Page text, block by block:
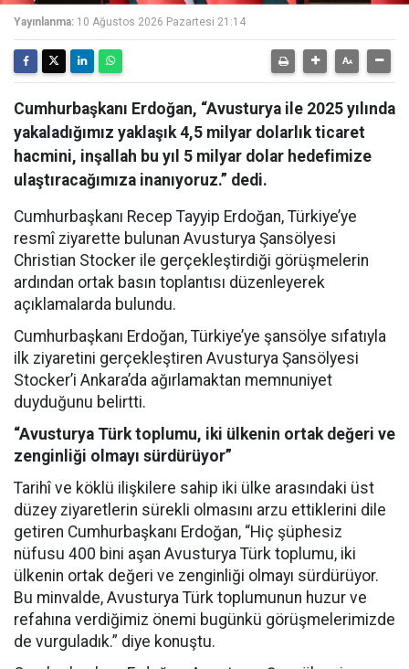
Yayınlanma: 10 Ağustos 2026 Pazartesi 21:14
Cumhurbaşkanı Erdoğan, “Avusturya ile 2025 yılında
yakaladığımız yaklaşık 4,5 milyar dolarlık ticaret
hacmini, inşallah bu yıl 5 milyar dolar hedefimize
ulaştıracağımıza inanıyoruz.” dedi.
Cumhurbaşkanı Recep Tayyip Erdoğan, Türkiye’ye
resmî ziyarette bulunan Avusturya Şansölyesi
Christian Stocker ile gerçekleştirdiği görüşmelerin
ardından ortak basın toplantısı düzenleyerek
açıklamalarda bulundu.
Cumhurbaşkanı Erdoğan, Türkiye’ye şansölye sıfatıyla
ilk ziyaretini gerçekleştiren Avusturya Şansölyesi
Stocker’i Ankara’da ağırlamaktan memnuniyet
duyduğunu belirtti.
“Avusturya Türk toplumu, iki ülkenin ortak değeri ve
zenginliği olmayı sürdürüyor”
Tarihî ve köklü ilişkilere sahip iki ülke arasındaki üst
düzey ziyaretlerin sürekli olmasını arzu ettiklerini dile
getiren Cumhurbaşkanı Erdoğan, “Hiç şüphesiz
nüfusu 400 bini aşan Avusturya Türk toplumu, iki
ülkenin ortak değeri ve zenginliği olmayı sürdürüyor.
Bu minvalde, Avusturya Türk toplumunun huzur ve
refahına verdiğimiz önemi bugünkü görüşmelerimizde
de vurguladık.” diye konuştu.